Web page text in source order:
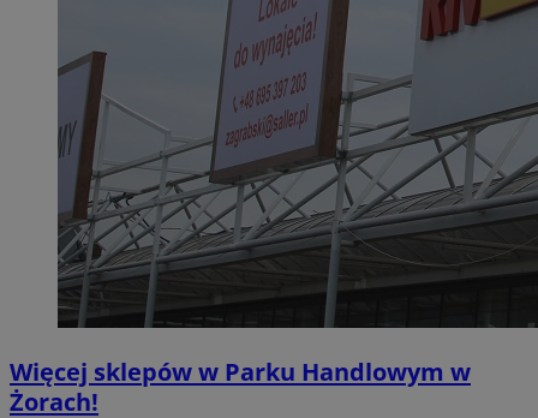
Więcej sklepów w Parku Handlowym w
Żorach!